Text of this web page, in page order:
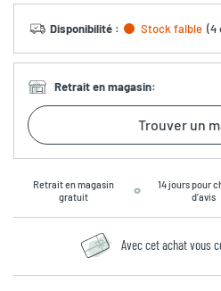
Disponibilité : Stock faible (4
Retrait en magasin:
Trouver un
Retrait en magasin
gratuit
14 jours pour
d’avis
Avec cet achat vous